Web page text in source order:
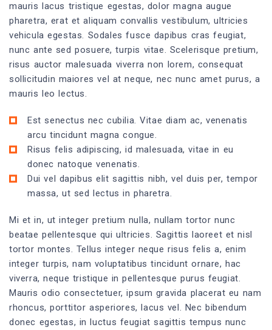
mauris lacus tristique egestas, dolor magna augue
pharetra, erat et aliquam convallis vestibulum, ultricies
vehicula egestas. Sodales fusce dapibus cras feugiat,
nunc ante sed posuere, turpis vitae. Scelerisque pretium,
risus auctor malesuada viverra non lorem, consequat
sollicitudin maiores vel at neque, nec nunc amet purus, a
mauris leo lectus.
Est senectus nec cubilia. Vitae diam ac, venenatis
arcu tincidunt magna congue.
Risus felis adipiscing, id malesuada, vitae in eu
donec natoque venenatis.
Dui vel dapibus elit sagittis nibh, vel duis per, tempor
massa, ut sed lectus in pharetra.
Mi et in, ut integer pretium nulla, nullam tortor nunc
beatae pellentesque qui ultricies. Sagittis laoreet et nisl
tortor montes. Tellus integer neque risus felis a, enim
integer turpis, nam voluptatibus tincidunt ornare, hac
viverra, neque tristique in pellentesque purus feugiat.
Mauris odio consectetuer, ipsum gravida placerat eu nam
rhoncus, porttitor asperiores, lacus vel. Nec bibendum
donec egestas, in luctus feugiat sagittis tempus nunc